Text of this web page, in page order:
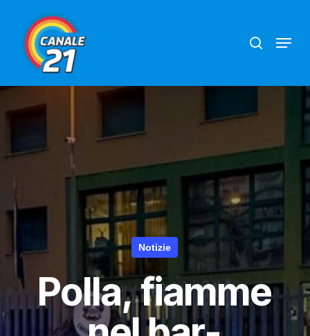
main
content
Menu
Notizie
Polla, fiamme